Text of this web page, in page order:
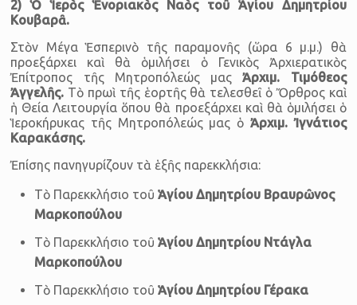
2) Ὁ Ἱερὸς Ἑνοριακὸς Ναὸς τοῦ Ἁγίου Δημητρίου
Κουβαρᾶ.
Στὸν Μέγα Ἑσπερινὸ τῆς παραμονῆς (ὥρα 6 μ.μ.) θὰ
προεξάρχει καὶ θὰ ὁμιλήσει ὁ Γενικὸς Ἀρχιερατικὸς
Ἐπίτροπος τῆς Μητροπόλεώς μας Ἀρχιμ. Τιμόθεος
Ἀγγελῆς. Τὸ πρωὶ τῆς ἑορτῆς θὰ τελεσθεῖ ὁ Ὄρθρος καὶ
ἡ Θεία Λειτουργία ὅπου θὰ προεξάρχει καὶ θὰ ὁμιλήσει ὁ
Ἱεροκήρυκας τῆς Μητροπόλεώς μας ὁ Ἀρχιμ. Ἰγνάτιος
Καρακάσης.
Ἐπίσης πανηγυρίζουν τὰ ἑξῆς παρεκκλήσια:
Τὸ Παρεκκλήσιο τοῦ Ἁγίου Δημητρίου Βραυρῶνος
Μαρκοπούλου
Τὸ Παρεκκλήσιο τοῦ Ἁγίου Δημητρίου Ντάγλα
Μαρκοπούλου
Τὸ Παρεκκλήσιο τοῦ Ἁγίου Δημητρίου Γέρακα